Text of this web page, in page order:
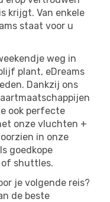
krijgt. Van enkele
staat voor u
weg in
plant, eDreams
Dankzij ons
ook perfecte
onze vluchten +
in onze
goedkope
shuttles.
je volgende reis?
de beste